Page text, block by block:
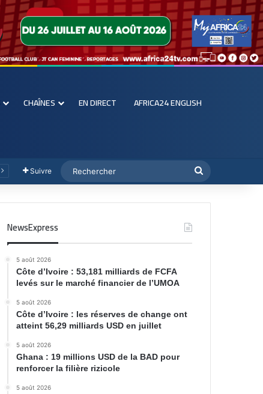
CHAÎNES EN DIRECT AFRICA24 ENGLISH
Suivre
NewsExpress
5 août 2026
Côte d’Ivoire : 53,181 milliards de FCFA
levés sur le marché financier de l’UMOA
5 août 2026
Côte d’Ivoire : les réserves de change ont
atteint 56,29 milliards USD en juillet
5 août 2026
Ghana : 19 millions USD de la BAD pour
renforcer la filière rizicole
5 août 2026